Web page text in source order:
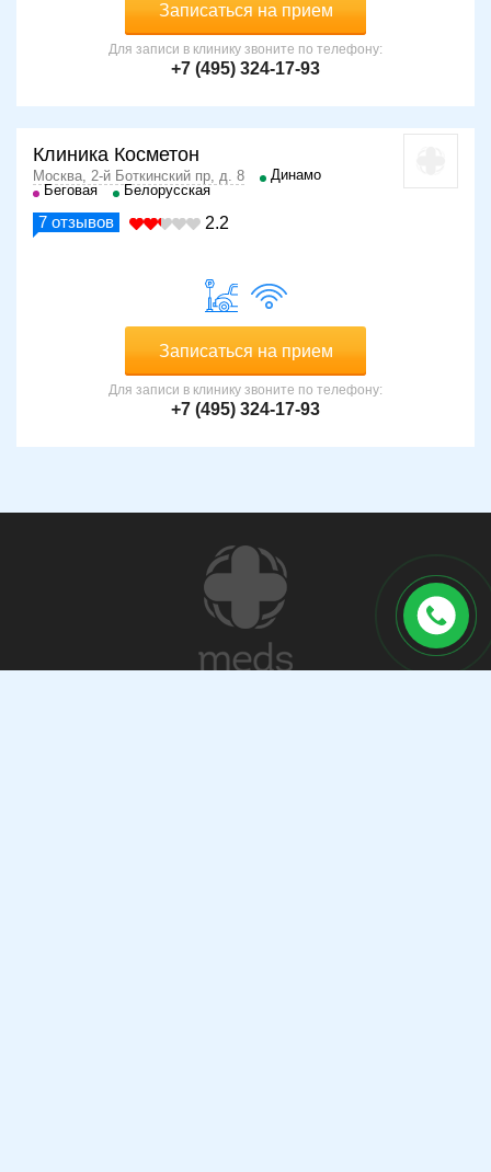
Записаться на прием
Для записи в клинику звоните по телефону:
+7 (495) 324-17-93
Клиника Косметон
Москва, 2-й Боткинский пр, д. 8
Динамо
Беговая
Белорусская
7 отзывов 2.2
Записаться на прием
Для записи в клинику звоните по телефону:
+7 (495) 324-17-93